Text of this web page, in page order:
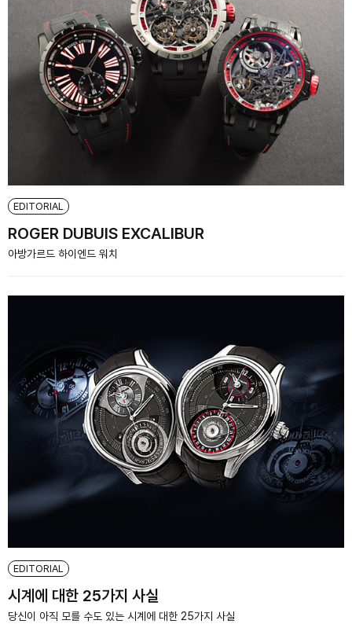
EDITORIAL
ROGER DUBUIS EXCALIBUR
아방가르드 하이엔드 워치
EDITORIAL
시계에 대한 25가지 사실
당신이 아직 모를 수도 있는 시계에 대한 25가지 사실